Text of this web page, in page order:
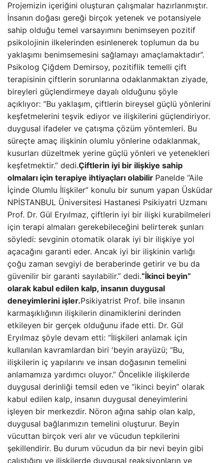
Projemizin içeriğini oluşturan çalışmalar hazırlanmıştır.
İnsanın doğası gereği birçok yetenek ve potansiyele
sahip olduğu temel varsayımını benimseyen pozitif
psikolojinin ilkelerinden esinlenerek toplumun da bu
yaklaşımı benimsemesini sağlamayı amaçlamaktadır”.
Psikolog Çiğdem Demirsoy, pozitiflik temelli çift
terapisinin çiftlerin sorunlarına odaklanmaktan ziyade,
bireyleri güçlendirmeye dayalı olduğunu şöyle
açıklıyor: “Bu yaklaşım, çiftlerin bireysel güçlü yönlerini
keşfetmelerini teşvik ediyor ve ilişkilerini güçlendiriyor.
duygusal ifadeler ve çatışma çözüm yöntemleri. Bu
süreçte amaç ilişkinin olumlu yönlerine odaklanmak,
kusurları düzeltmek yerine güçlü yönleri ve yetenekleri
keşfetmektir.” dedi.Çiftlerin iyi bir ilişkiye sahip
olmaları için terapiye ihtiyaçları olabilir Panelde “Aile
İçinde Olumlu İlişkiler” konulu bir sunum yapan Üsküdar
NPİSTANBUL Üniversitesi Hastanesi Psikiyatri Uzmanı
Prof. Dr. Gül Eryılmaz, çiftlerin iyi bir ilişki kurabilmeleri
için terapi almaları gerekebileceğini belirterek şunları
söyledi: sevginin otomatik olarak iyi bir ilişkiye yol
açacağını garanti eder. Ancak iyi bir ilişkinin varlığı
çoğu zaman sevgiyi de beraberinde getirir ve bu da
güvenilir bir garanti sayılabilir.” dedi.“İkinci beyin”
olarak kabul edilen kalp, insanın duygusal
deneyimlerini işler.Psikiyatrist Prof. bile insanın
karmaşıklığının ilişkilerin dinamiklerini derinden
etkileyen bir gerçek olduğunu ifade etti. Dr. Gül
Eryılmaz şöyle devam etti: “İlişkileri anlamak için
kullanılan kavramlardan biri 'beyin arayüzü; “Bu,
ilişkilerin iç yapılarını ve insan doğasının temelini
anlamamıza yardımcı oluyor.” Öncelikle ilişkilerde
duygusal derinliği temsil eden ve “ikinci beyin” olarak
kabul edilen kalp, insanın duygusal deneyimlerini
işleyen bir merkezdir. Nöron ağına sahip olan kalp,
duygusal bağlarımızın temelini oluşturur. Beyin
vücuttan birçok veri alır ve vücudun tepkilerini
şekillendirir. Bu durum vücudun da bir nevi beyin gibi
çalıştığını ve ilişkilerde duygusal reaksiyonların ve